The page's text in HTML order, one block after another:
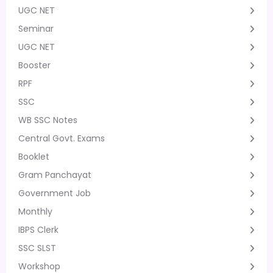
UGC NET
Seminar
UGC NET
Booster
RPF
SSC
WB SSC Notes
Central Govt. Exams
Booklet
Gram Panchayat
Government Job
Monthly
IBPS Clerk
SSC SLST
Workshop